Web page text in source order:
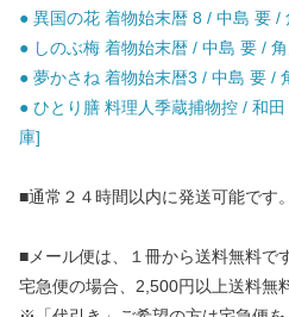
● 異国の花 着物始末暦 8 / 中島 要 /
● しのぶ梅 着物始末暦 / 中島 要 /
● 夢かさね 着物始末暦3 / 中島 要 /
● ひとり膳 料理人季蔵捕物控 / 和
庫]
■通常２４時間以内に発送可能です。
■メール便は、１冊から送料無料です
宅急便の場合、2,500円以上送料無